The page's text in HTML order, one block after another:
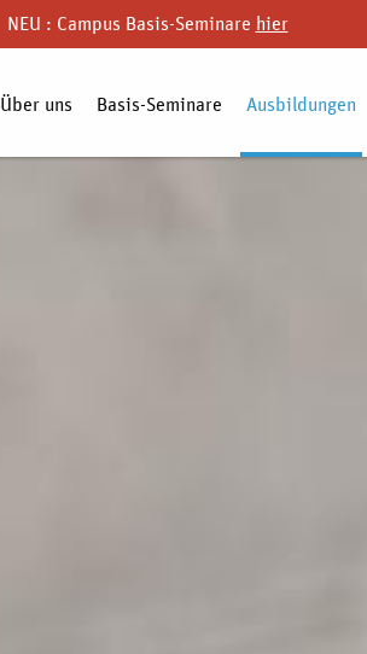
NEU : Campus Basis-Seminare hier
Über uns Basis-Seminare Ausbildungen